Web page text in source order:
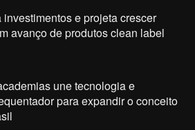
e projeta crescer
avanço de produtos clean label
une tecnologia e
para expandir o conceito